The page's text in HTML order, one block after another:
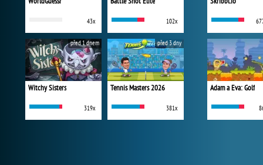
43x 102x
Witchy Sisters
319x
před 1 dnem
Tennis Masters 2026
381x
před 3 dny
Adam a Eva: Golf